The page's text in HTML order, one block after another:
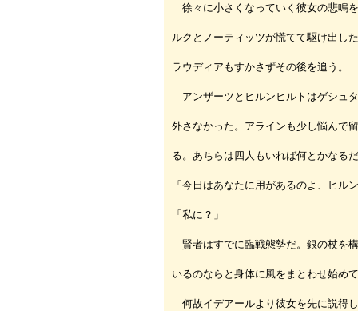
徐々に小さくなっていく彼女の悲鳴
ルクとノーティッツが慌てて駆け出し
ラウディアもすかさずその後を追う。
アンザーツとヒルンヒルトはゲシュ
外さなかった。アラインも少し悩んで
る。あちらは四人もいれば何とかなる
「今日はあなたに用があるのよ、ヒル
「私に？」
賢者はすでに臨戦態勢だ。銀の杖を
いるのならと身体に風をまとわせ始め
何故イデアールより彼女を先に説得